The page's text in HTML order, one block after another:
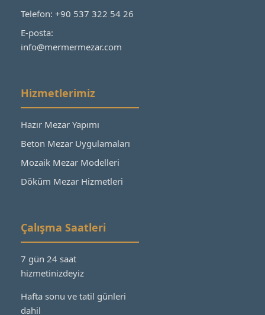
Telefon: +90 537 322 54 26
E-posta:
info@mermermezar.com
Hizmetlerimiz
Hazır Mezar Yapımı
Beton Mezar Uygulamaları
Mozaik Mezar Modelleri
Döküm Mezar Hizmetleri
Çalışma Saatleri
7 gün 24 saat
hizmetinizdeyiz
Hafta sonu ve tatil günleri
dahil